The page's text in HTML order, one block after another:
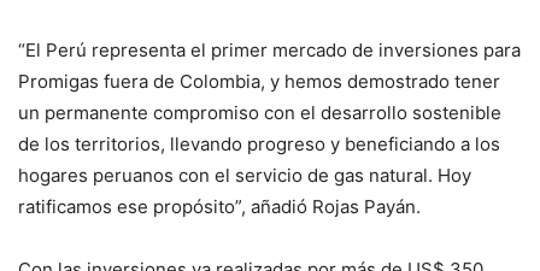
“El Perú representa el primer mercado de inversiones para
Promigas fuera de Colombia, y hemos demostrado tener
un permanente compromiso con el desarrollo sostenible
de los territorios, llevando progreso y beneficiando a los
hogares peruanos con el servicio de gas natural. Hoy
ratificamos ese propósito”, añadió Rojas Payán.